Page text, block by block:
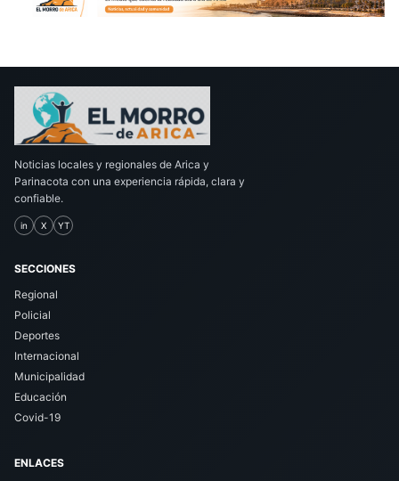
Noticias locales y regionales de Arica y
Parinacota con una experiencia rápida, clara y
confiable.
in X YT
SECCIONES
Regional
Policial
Deportes
Internacional
Municipalidad
Educación
Covid-19
ENLACES